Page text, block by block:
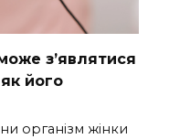
з’являтися
його
організм жінки